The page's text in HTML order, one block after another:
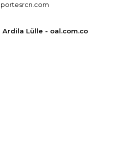
Ardila Lülle - oal.com.co